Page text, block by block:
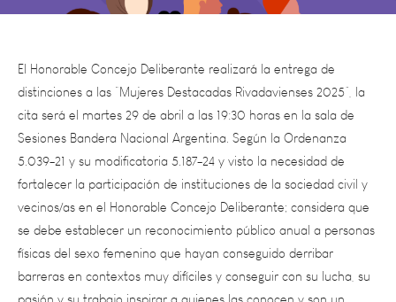
El Honorable Concejo Deliberante realizará la entrega de
distinciones a las “Mujeres Destacadas Rivadavienses 2025”, la
cita será el martes 29 de abril a las 19:30 horas en la sala de
Sesiones Bandera Nacional Argentina. Según la Ordenanza
5.039-21 y su modificatoria 5.187-24 y visto la necesidad de
fortalecer la participación de instituciones de la sociedad civil y
vecinos/as en el Honorable Concejo Deliberante; considera que
se debe establecer un reconocimiento público anual a personas
físicas del sexo femenino que hayan conseguido derribar
barreras en contextos muy difíciles y conseguir con su lucha, su
pasión y su trabajo inspirar a quienes las conocen y son un